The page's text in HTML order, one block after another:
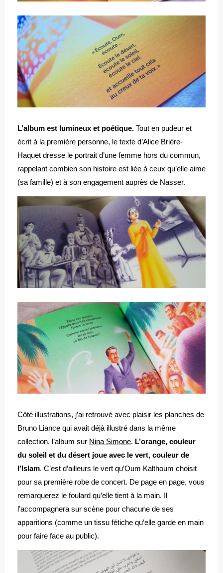
L’album est lumineux et poétique. Tout en pudeur et
écrit à la première personne, le texte d’Alice Brière-
Haquet dresse le portrait d’une femme hors du commun,
rappelant combien son histoire est liée à ceux qu’elle aime
(sa famille) et à son engagement auprès de Nasser.
Côté illustrations, j’ai retrouvé avec plaisir les planches de
Bruno Liance qui avait déjà illustré dans la même
collection, l’album sur Nina Simone. L’orange, couleur
du soleil et du désert joue avec le vert, couleur de
l’Islam. C’est d’ailleurs le vert qu’Oum Kalthoum choisit
pour sa première robe de concert. De page en page, vous
remarquerez le foulard qu’elle tient à la main. Il
l’accompagnera sur scène pour chacune de ses
apparitions (comme un tissu fétiche qu’elle garde en main
pour faire face au public).